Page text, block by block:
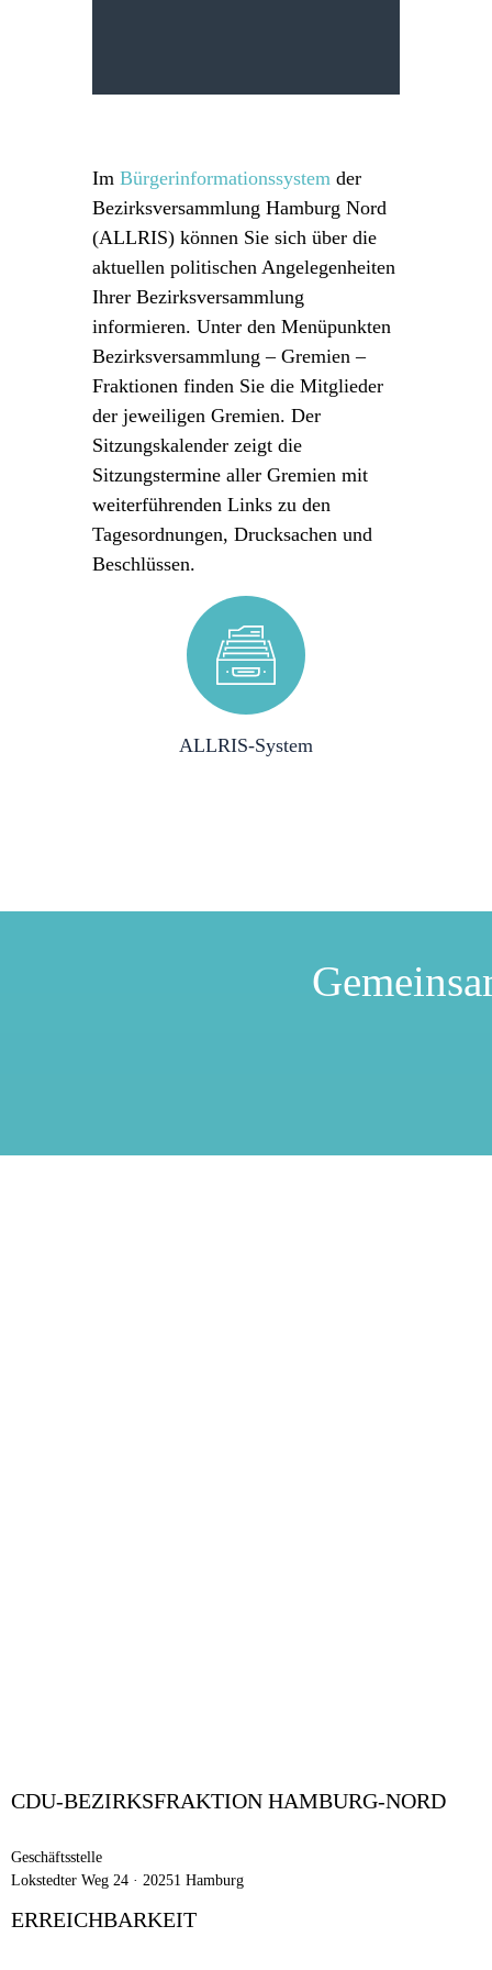
Im Bürgerinformationssystem der
Bezirksversammlung Hamburg Nord
(ALLRIS) können Sie sich über die
aktuellen politischen Angelegenheiten
Ihrer Bezirksversammlung
informieren. Unter den Menüpunkten
Bezirksversammlung – Gremien –
Fraktionen finden Sie die Mitglieder
der jeweiligen Gremien. Der
Sitzungskalender zeigt die
Sitzungstermine aller Gremien mit
weiterführenden Links zu den
Tagesordnungen, Drucksachen und
Beschlüssen.
ALLRIS-System
CDU-BEZIRKSFRAKTION HAMBURG-NORD
Geschäftsstelle
Lokstedter Weg 24 · 20251 Hamburg
ERREICHBARKEIT